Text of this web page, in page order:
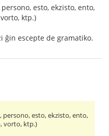
esto, ekzisto, ento,
ktp.)
ĝin escepte de gramatiko.
persono, esto, ekzisto, ento,
vorto, ktp.)